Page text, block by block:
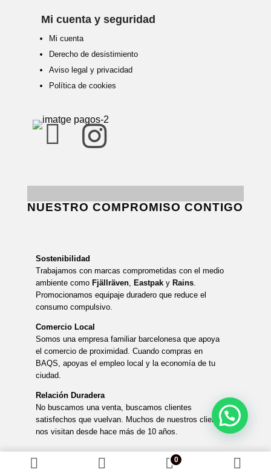
Mi cuenta y seguridad
Mi cuenta
Derecho de desistimiento
Aviso legal y privacidad
Política de cookies
 
NUESTRO COMPROMISO CONTIGO
Sostenibilidad
Trabajamos con marcas comprometidas con el medio
ambiente como Fjällräven, Eastpak y Rains.
Promocionamos equipaje duradero que reduce el
consumo compulsivo.
Comercio Local
Somos una empresa familiar barcelonesa que apoya
el comercio de proximidad. Cuando compras en
BAQS, apoyas el empleo local y la economía de tu
ciudad.
Relación Duradera
No buscamos una venta, buscamos clientes
satisfechos que vuelvan. Muchos de nuestros clientes
nos visitan desde hace más de 10 años.
0